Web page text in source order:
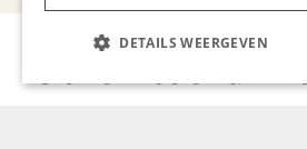
Gerelateerd
DETAILS WEERGEVEN